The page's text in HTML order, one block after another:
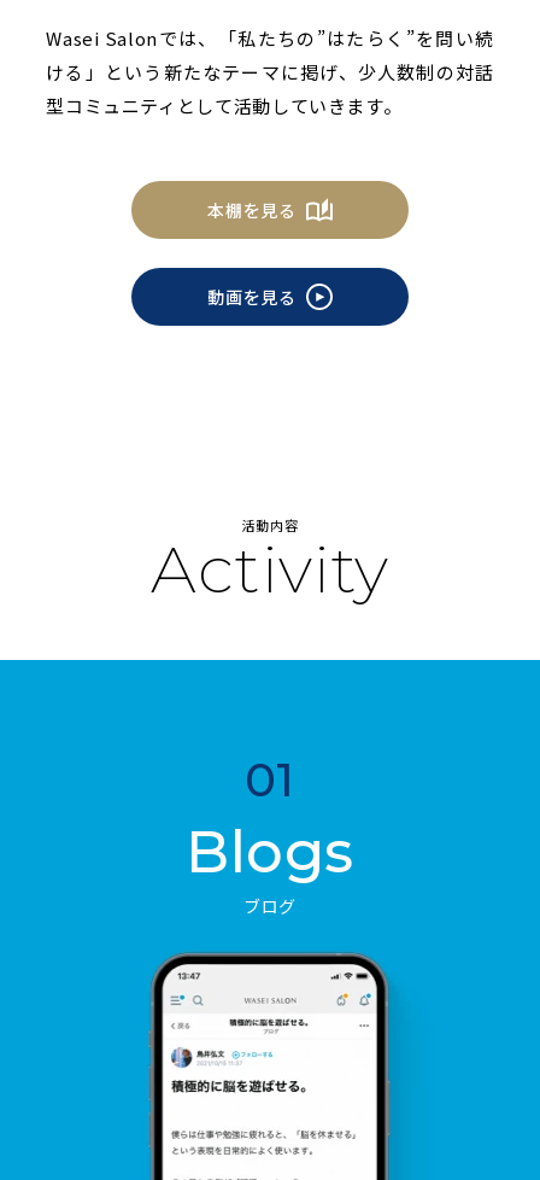
Wasei Salonでは、「私たちの”はたらく”を問い続
ける」という新たなテーマに掲げ、少人数制の対話
型コミュニティとして活動していきます。
本棚を見る
動画を見る
活動内容
Activity
01
Blogs
ブログ